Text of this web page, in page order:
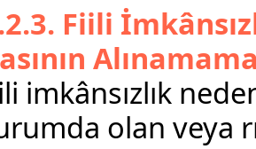
Fiili
imkânsızlık
olan veya